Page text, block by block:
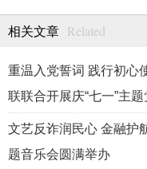
相关文章 Related
重温入党誓词 践行初
联联合开展庆“七一”主
文艺反诈润民心 金融护
题音乐会圆满举办